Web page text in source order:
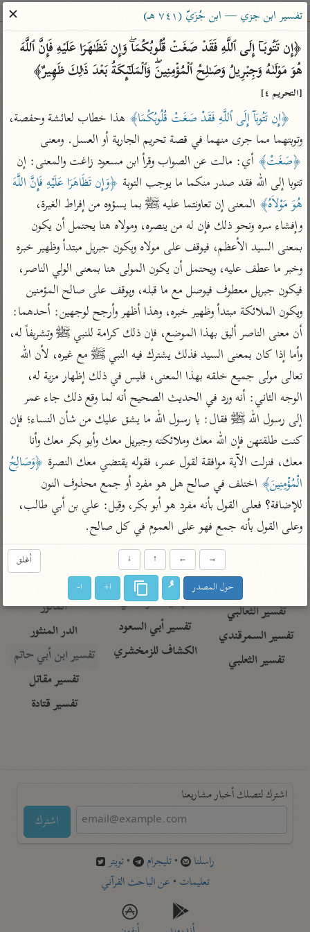
ساهم معنا في نشر القرآن والعلم الشرعي
الباحث القرآني
بحث تفسير علوم مصاحف معاجم
Type 2 or more characters for results.
Type 1 or more
characters for results.
أمّهات
تفسير الطبري
تفسير ابن كثير
تفسير القرطبي
تفسير البغوي
جمع الأقوال
تفسير ابن الجوزي
تفسير الماوردي
منتقاة
تفسير ابن القيم
تفسير ابن تيمية
عامّة
تفسير السمعاني
تفسير مكّي
محاسن التأويل
تفسير الثعالبي
تفسير السمرقندي
تفسير الثعلبي
عامّة
فتح البيان للقنوجي
فتح القدير للشوكاني
تفسير ابن جزي
موسوعات
تفسير الآلوسي
تفسير الرازي
أخرى
أضواء البيان
نظم الدرر للبقاعي
لغة وبلاغة
التحرير والتنوير
المحرر الوجيز لابن
عطية
البحر المحيط لأبي
حيان
البسيط للواحدي
تفسير أبي السعود
الكشاف للزمخشري
معاصرة
الميسر
المختصر في
التفسير
تفسير السعدي
أيسر التفاسير
القرآن – تدبر وعمل
تفسير ابن عثيمين
مركَّزة العبارة
تفسير الجلالين
جامع البيان للإيجي
تفسير البيضاوي
تفسير النسفي
الوجيز للواحدي
تفسير ابن أبي زمنين
آثار
موسوعة التفسير
المأثور
الدر المنثور
تفسير ابن أبي حاتم
تفسير مقاتل
تفسير قتادة
اشترك لتصلك أخبار مشاريعنا
اشترك
راسلنا •تليجرام •تويتر
تعليمات •عن الباحث القرآني
تفسير ابن جزي — ابن جُزَيّ (٧٤١ هـ)
✕
هُوَ مَوۡلَىٰهُ وَجِبۡرِیلُ وَصَـٰلِحُ ٱلۡمُؤۡمِنِینَۖ وَٱلۡمَلَـٰۤىِٕكَةُ بَعۡدَ ذَ ٰ⁠لِكَ ظَهِیرٌ﴾
[التحريم ٤]
﴿إِن تَتُوبَآ إِلَى ٱللَّهِ فَقَدْ صَغَتْ قُلُوبُكُمَا﴾
وتوبتهما مما جرى منهما في قصة تحريم الجارية أو العسل. ومعنى
﴿صَغَتْ﴾
تتوبا إلى الله فقد صدر منكما ما يوجب التوبة
هُوَ مَوْلاَهُ﴾
الوجه الثاني: أنه ورد في الحديث الصحيح أنه لما وقع ذلك جاء عمر
معك، فنزلت الآية موافقة لقول عمر، فقوله يقتضي معك النصرة
الْمُؤْمِنِينَ﴾
وعلى القول بأنه جمع فهو على العموم في كل صالح.
أغلق →
←
↑
↓
حول المصدر ا+ ا-